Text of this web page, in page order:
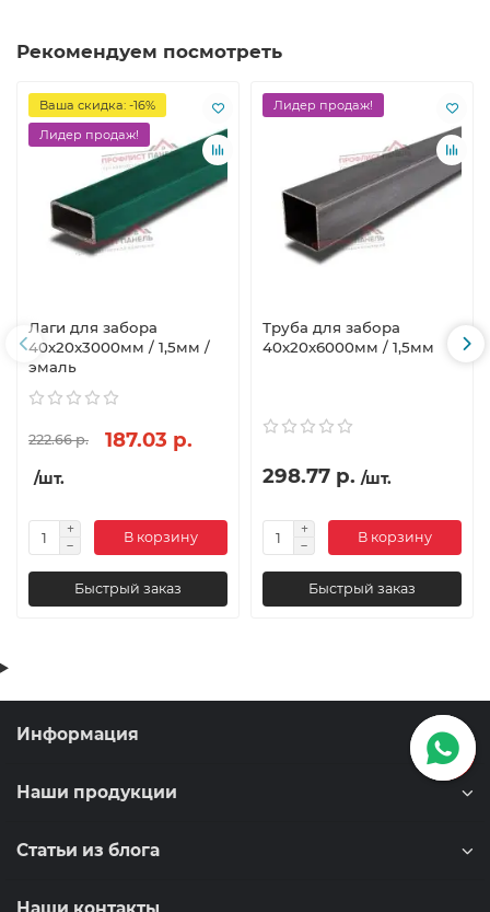
Рекомендуем посмотреть
Ваша скидка: -16%
Лидер продаж!
Лаги для забора
40х20x3000мм / 1,5мм /
эмаль
222.66 р. 187.03 р.
/шт.
В корзину
Быстрый заказ
Лидер продаж!
Труба для забора
40х20x6000мм / 1,5мм
298.77 р. /шт.
В корзину
Быстрый заказ
Информация
Наши продукции
Статьи из блога